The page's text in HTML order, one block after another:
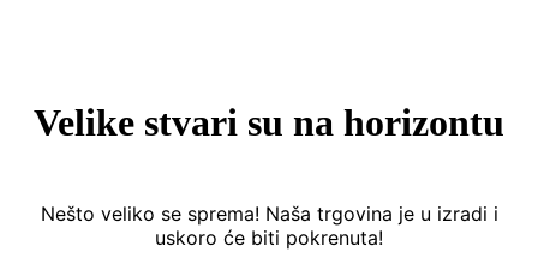
Velike stvari su na horizontu
Nešto veliko se sprema! Naša trgovina je u izradi i
uskoro će biti pokrenuta!